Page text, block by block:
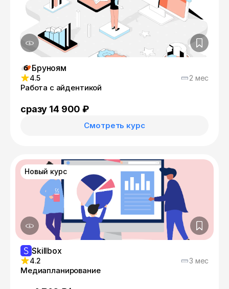
Бруноям
4.5 2 мес
Работа с айдентикой
сразу 14 900 ₽
Смотреть курс
Новый курс
Skillbox
4.2 3 мес
Медиапланирование